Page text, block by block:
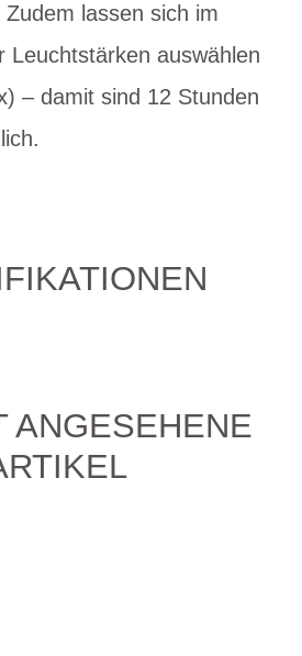
lassen sich im
Leuchtstärken auswählen
– damit sind 12 Stunden
ANGESEHENE